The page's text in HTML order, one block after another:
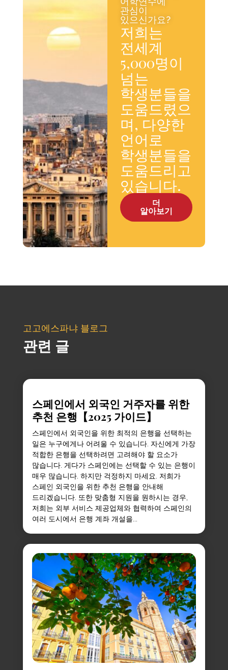
관심이
있으신가요?
저희는
전세계
5,000명이
넘는
학생분들을
도움드렸으
며, 다양한
언어로
학생분들을
도움드리고
있습니다.
더
알아보기
고고에스파냐 블로그
관련 글
스페인에서 외국인 거주자를 위한
추천 은행【2025 가이드】
스페인에서 외국인을 위한 최적의 은행을 선택하는
일은 누구에게나 어려울 수 있습니다. 자신에게 가장
적합한 은행을 선택하려면 고려해야 할 요소가
많습니다. 게다가 스페인에는 선택할 수 있는 은행이
매우 많습니다. 하지만 걱정하지 마세요. 저희가
스페인 외국인을 위한 추천 은행을 안내해
드리겠습니다. 또한 맞춤형 지원을 원하시는 경우,
저희는 외부 서비스 제공업체와 협력하여 스페인의
여러 도시에서 은행 계좌 개설을...